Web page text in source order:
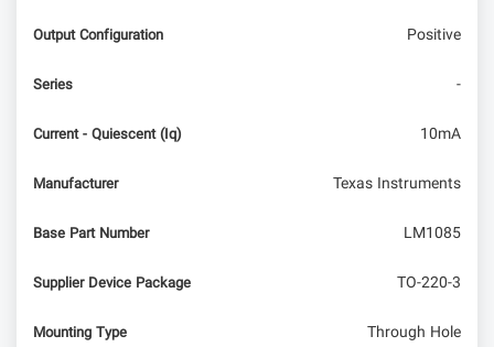
Output Configuration Positive
Series -
Current - Quiescent (Iq) 10mA
Manufacturer Texas Instruments
Base Part Number LM1085
Supplier Device Package TO-220-3
Mounting Type Through Hole